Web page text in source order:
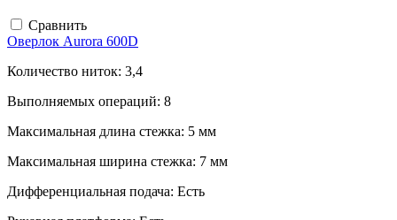
Сравнить
Оверлок Aurora 600D
Количество ниток: 3,4
Выполняемых операций: 8
Максимальная длина стежка: 5 мм
Максимальная ширина стежка: 7 мм
Дифференциальная подача: Есть